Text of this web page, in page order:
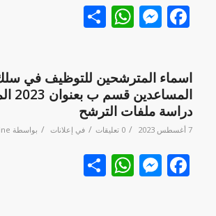
Facebook
Messenger
WhatsApp
نشر
اسماء المترشحين للتوظيف في
دراسة ملفات الترشح
7 أغسطس 2023 / 0 تعليقات / في إعلانات / بواسطة
Facebook
Messenger
WhatsApp
نشر